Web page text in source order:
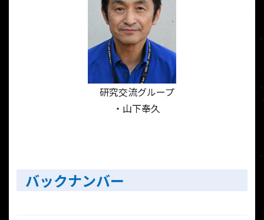
研究交流グループ
・山下奉久
バックナンバー